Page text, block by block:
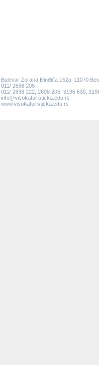
Bulevar Zorana Đinđića 152a, 11070
011/ 2698 205
011/ 2698 222, 2698 206, 3196 630,
info@visokaturisticka.edu.rs
www.visokaturisticka.edu.rs